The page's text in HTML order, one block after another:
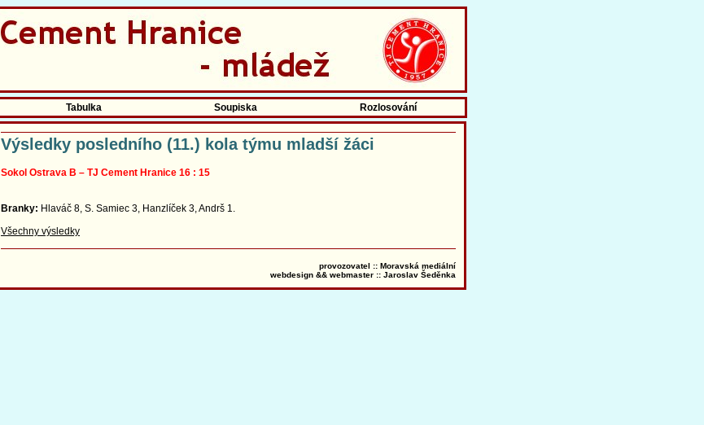
Tabulka Soupiska Rozlosování
Výsledky posledního (11.) kola týmu mladší žáci
Sokol Ostrava B – TJ Cement Hranice 16 : 15
Branky: Hlaváč 8, S. Samiec 3, Hanzlíček 3, Andrš 1.
Všechny výsledky
provozovatel :: Moravská mediální
webdesign && webmaster :: Jaroslav Šeděnka